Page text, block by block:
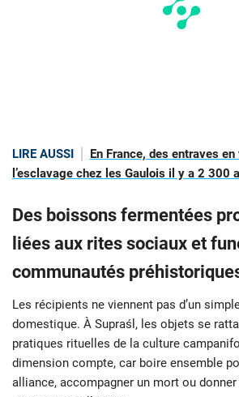
LIRE AUSSI
En France, des entraves
l’esclavage chez les Gaulois il y a 2 300
Des boissons fermentées
liées aux rites sociaux et
communautés
Les récipients ne viennent pas d’un
domestique. À Supraśl, les objets se
pratiques rituelles de la culture
dimension compte, car boire ensemble
alliance, accompagner un mort ou